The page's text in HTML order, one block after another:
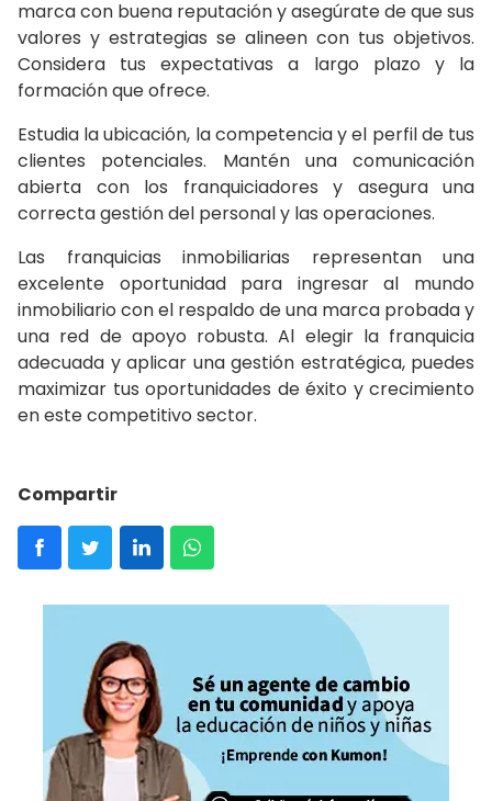
marca con buena reputación y asegúrate de que sus
valores y estrategias se alineen con tus objetivos.
Considera tus expectativas a largo plazo y la
formación que ofrece.
Estudia la ubicación, la competencia y el perfil de tus
clientes potenciales. Mantén una comunicación
abierta con los franquiciadores y asegura una
correcta gestión del personal y las operaciones.
Las franquicias inmobiliarias representan una
excelente oportunidad para ingresar al mundo
inmobiliario con el respaldo de una marca probada y
una red de apoyo robusta. Al elegir la franquicia
adecuada y aplicar una gestión estratégica, puedes
maximizar tus oportunidades de éxito y crecimiento
en este competitivo sector.
Compartir